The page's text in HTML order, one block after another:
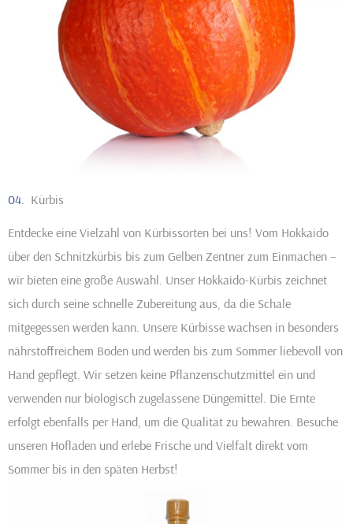
04. Kürbis
Entdecke eine Vielzahl von Kürbissorten bei uns! Vom Hokkaido
über den Schnitzkürbis bis zum Gelben Zentner zum Einmachen –
wir bieten eine große Auswahl. Unser Hokkaido-Kürbis zeichnet
sich durch seine schnelle Zubereitung aus, da die Schale
mitgegessen werden kann. Unsere Kürbisse wachsen in besonders
nährstoffreichem Boden und werden bis zum Sommer liebevoll von
Hand gepflegt. Wir setzen keine Pflanzenschutzmittel ein und
verwenden nur biologisch zugelassene Düngemittel. Die Ernte
erfolgt ebenfalls per Hand, um die Qualität zu bewahren. Besuche
unseren Hofladen und erlebe Frische und Vielfalt direkt vom
Sommer bis in den späten Herbst!